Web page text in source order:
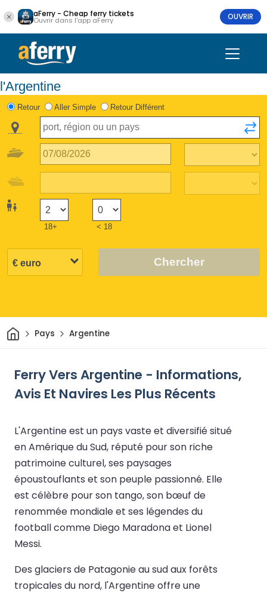
aFerry - Cheap ferry tickets
Ouvrir dans l'app aFerry OUVRIR
l'Argentine
Retour Aller Simple Retour Différent
18+ < 18
Chercher
Maison
Pays Argentine
Ferry Vers Argentine - Informations,
Avis Et Navires Les Plus Récents
L'Argentine est un pays vaste et diversifié situé
en Amérique du Sud, réputé pour son riche
patrimoine culturel, ses paysages
époustouflants et son peuple passionné. Elle
est célèbre pour son tango, son bœuf de
renommée mondiale et ses légendes du
football comme Diego Maradona et Lionel
Messi.
Des glaciers de Patagonie au sud aux forêts
tropicales du nord, l'Argentine offre une